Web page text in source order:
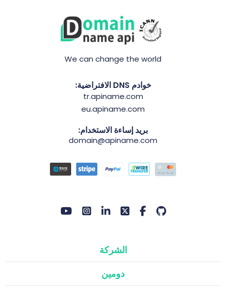
We can change the world
خوادم DNS الافتراضية:
tr.apiname.com
eu.apiname.com
بريد إساءة الاستخدام:
domain@apiname.com
الشركة
دومين